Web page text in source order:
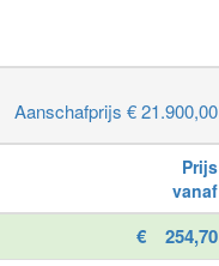
Aanschafprijs € 21.900,00
Prijs
vanaf
€
254,70